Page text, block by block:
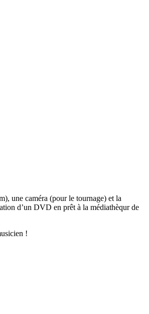
une caméra (pour le tournage) et la
d’un DVD en prêt à la médiathèqur de
!